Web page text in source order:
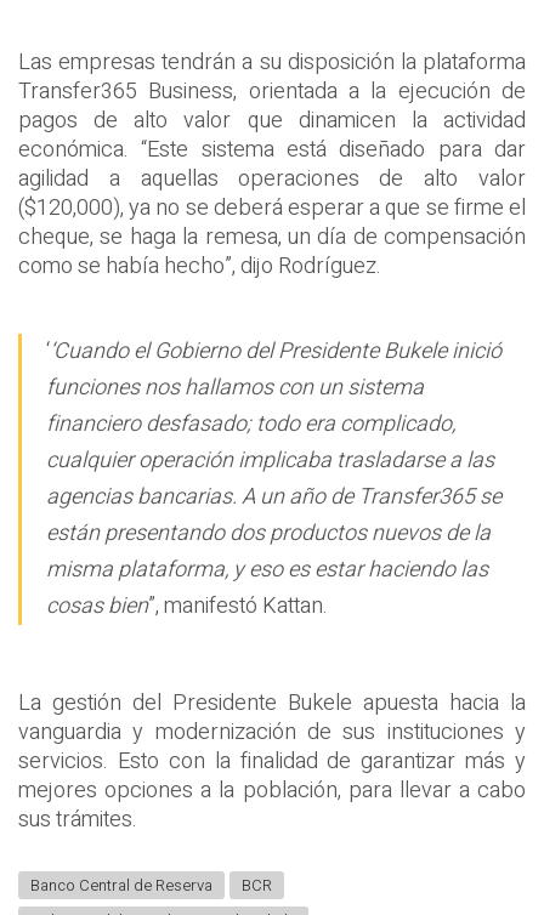
Las empresas tendrán a su disposición la plataforma
Transfer365 Business, orientada a la ejecución de
pagos de alto valor que dinamicen la actividad
económica. “Este sistema está diseñado para dar
agilidad a aquellas operaciones de alto valor
($120,000), ya no se deberá esperar a que se firme el
cheque, se haga la remesa, un día de compensación
como se había hecho”, dijo Rodríguez.
‘‘Cuando el Gobierno del Presidente Bukele inició
funciones nos hallamos con un sistema
financiero desfasado; todo era complicado,
cualquier operación implicaba trasladarse a las
agencias bancarias. A un año de Transfer365 se
están presentando dos productos nuevos de la
misma plataforma, y eso es estar haciendo las
cosas bien”, manifestó Kattan.
La gestión del Presidente Bukele apuesta hacia la
vanguardia y modernización de sus instituciones y
servicios. Esto con la finalidad de garantizar más y
mejores opciones a la población, para llevar a cabo
sus trámites.
Banco Central de Reserva
BCR